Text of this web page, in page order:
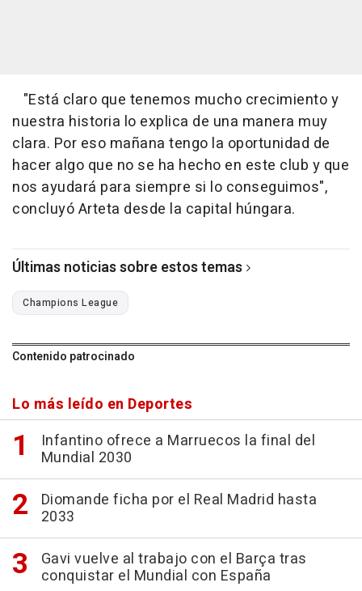
"Está claro que tenemos mucho crecimiento y
nuestra historia lo explica de una manera muy
clara. Por eso mañana tengo la oportunidad de
hacer algo que no se ha hecho en este club y que
nos ayudará para siempre si lo conseguimos",
concluyó Arteta desde la capital húngara.
Últimas noticias sobre estos temas
Champions League
Contenido patrocinado
Lo más leído en Deportes
Infantino ofrece a Marruecos la final del
Mundial 2030
Diomande ficha por el Real Madrid hasta
2033
Gavi vuelve al trabajo con el Barça tras
conquistar el Mundial con España